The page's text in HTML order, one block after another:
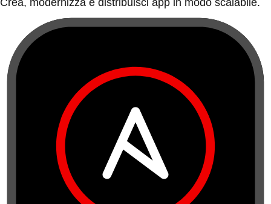
Crea, modernizza e distribuisci app in modo scalabile.